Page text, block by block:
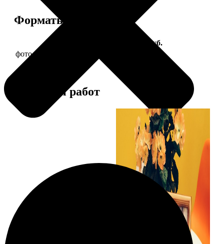
Форматы и цены
Цена, руб.
фото 15х15 в деревянной рамке
Примеры работ